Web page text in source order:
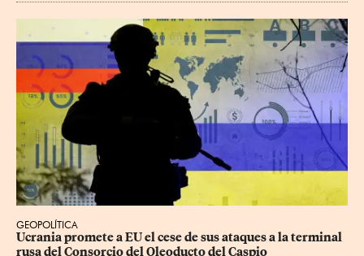
GEOPOLÍTICA
Ucrania promete a EU el cese de sus ataques a la terminal
rusa del Consorcio del Oleoducto del Caspio